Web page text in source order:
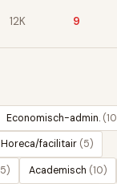
12K 9
Economisch-admin. (10
Horeca/facilitair (5)
5) Academisch (10)